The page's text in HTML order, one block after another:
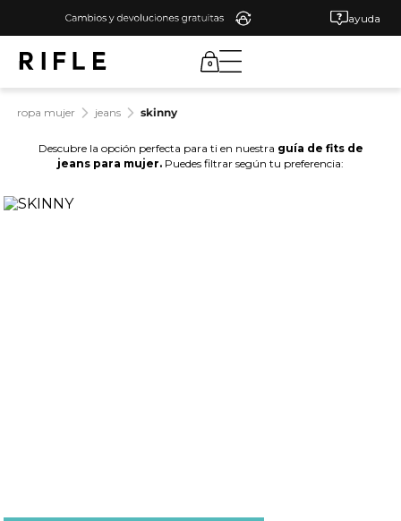
ayuda
0
ropa mujer jeans skinny
Descubre la opción perfecta para ti en nuestra guía de fits de
jeans para mujer. Puedes filtrar según tu preferencia: